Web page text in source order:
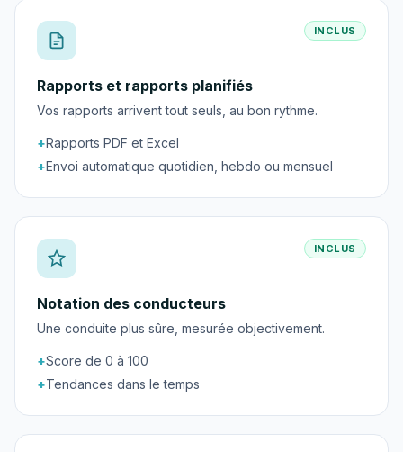
INCLUS
Rapports et rapports planifiés
Vos rapports arrivent tout seuls, au bon rythme.
+Rapports PDF et Excel
+Envoi automatique quotidien, hebdo ou mensuel
INCLUS
Notation des conducteurs
Une conduite plus sûre, mesurée objectivement.
+Score de 0 à 100
+Tendances dans le temps